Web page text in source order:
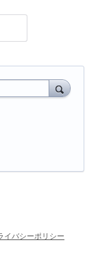
イバシーポリシー